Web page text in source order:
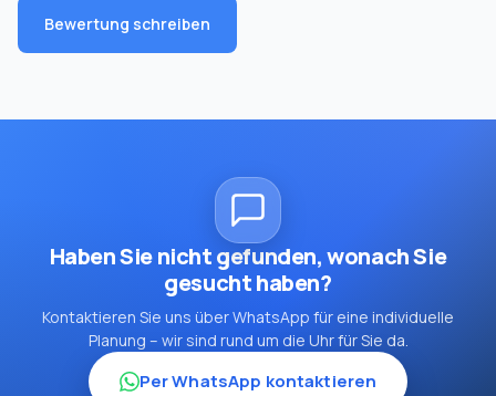
Bewertung schreiben
Haben Sie nicht gefunden, wonach Sie
gesucht haben?
Kontaktieren Sie uns über WhatsApp für eine individuelle
Planung – wir sind rund um die Uhr für Sie da.
Per WhatsApp kontaktieren